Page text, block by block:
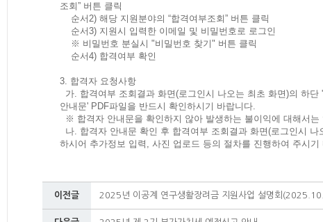
조회” 버튼 클릭
순서2) 해당 지원분야의 “합격여부조회” 버튼 클릭
순서3) 지원시 입력한 이메일 및 비밀번호로 로그인
※ 비밀번호 분실시 "비밀번호 찾기" 버튼 클릭
순서4) 합격여부 확인
3. 합격자 요청사항
가. 합격여부 조회결과 화면(로그인시 나오는 최초 화면)의 하
안내문' PDF파일을 반드시 확인하시기 바랍니다.
※ 합격자 안내문을 확인하지 않아 발생하는 불이익에 대해서는
나. 합격자 안내문 확인 후 합격여부 조회결과 화면(로그인시
하시어 추가정보 입력, 사진 업로드 등의 절차를 진행하여 주시기
이전글 2025년 이공계 연구생활장려금 지원사업 설명회